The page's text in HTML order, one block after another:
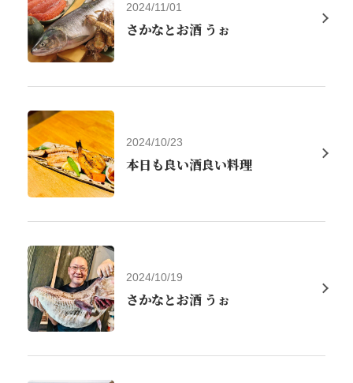
2024/11/01
さかなとお酒 うぉ
2024/10/23
本日も良い酒良い料理
2024/10/19
さかなとお酒 うぉ
この店舗情報をシェアする
ぉんたな
北海道札幌市中央区南３条西５丁目 ３６－１ F・DRESS 五番街
ビル ７F
https://wontana.owst.jp/blogs